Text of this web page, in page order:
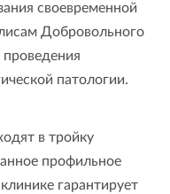
своевременной
Добровольного
патологии.
в тройку
профильное
гарантирует